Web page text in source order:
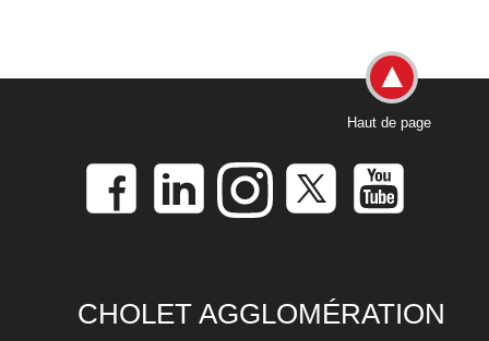
Haut de page
CHOLET AGGLOMÉRATION